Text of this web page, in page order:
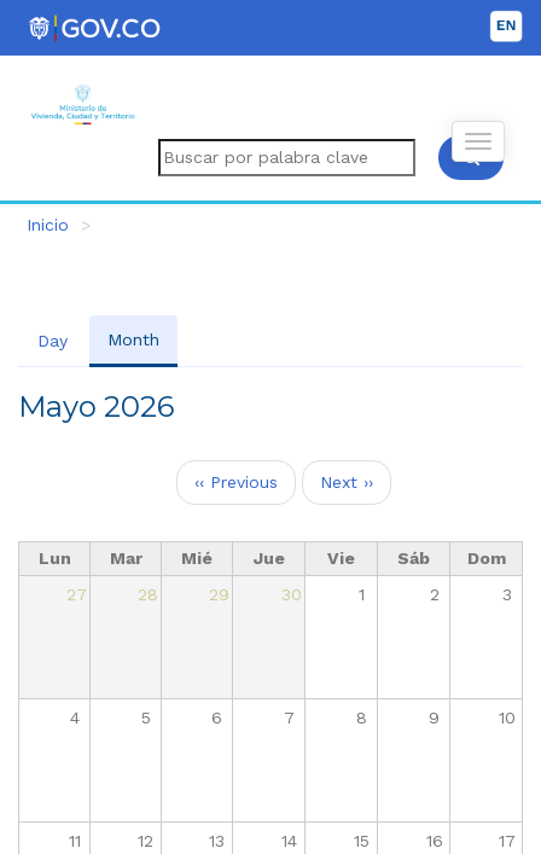
Inicio
Primary
tabs
Day Month
activa)
Mayo 2026
‹‹ Previous Next ››
Lun Mar Mié Jue Vie Sáb
Dom
27
28 29 30 1 2 3
4 5 6 7 8 9 10
11 12 13 14 15 16 17